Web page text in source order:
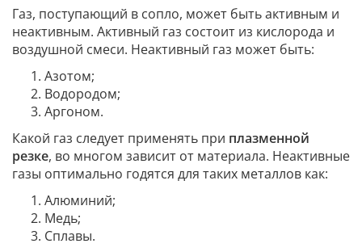
Газ, поступающий в сопло, может быть активным и
неактивным. Активный газ состоит из кислорода и
воздушной смеси. Неактивный газ может быть:
Азотом;
Водородом;
Аргоном.
Какой газ следует применять при плазменной
резке, во многом зависит от материала. Неактивные
газы оптимально годятся для таких металлов как:
Алюминий;
Медь;
Сплавы.